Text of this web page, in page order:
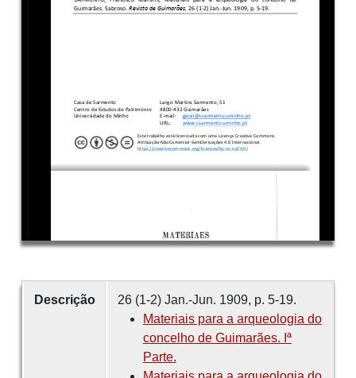
Descrição
26 (1-2) Jan.-Jun. 1909, p. 5-19.
Materiais para a arqueologia do
concelho de Guimarães. Iª
Parte.